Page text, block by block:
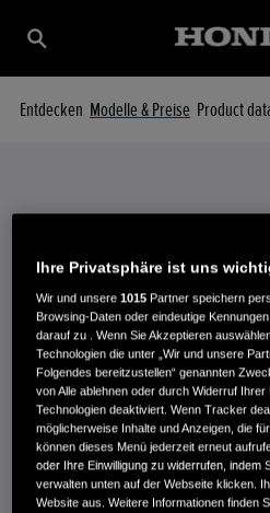
Entdecken Modelle & Preise Product
Modelle &
IHR
Wählen Sie einen Stromerzeuger
EG 3600CL
Ihre Privatsphäre ist uns
Wir und unsere1015 Partner speichern
Browsing-Daten oder eindeutige
darauf zu . Wenn Sie Akzeptieren
Technologien die unter „Wir und unsere
Folgendes bereitzustellen“ genannten
von Alle ablehnen oder durch Widerruf Ihrer
Technologien deaktiviert. Wenn Tracker
möglicherweise Inhalte und Anzeigen, die
können dieses Menü jederzeit erneut
oder Ihre Einwilligung zu widerrufen, indem
verwalten unten auf der Webseite klicken.
Website aus. Weitere Informationen finden